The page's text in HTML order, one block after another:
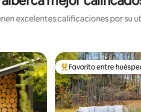
excelentes calificaciones por su
De los mejores en
Favorito entre